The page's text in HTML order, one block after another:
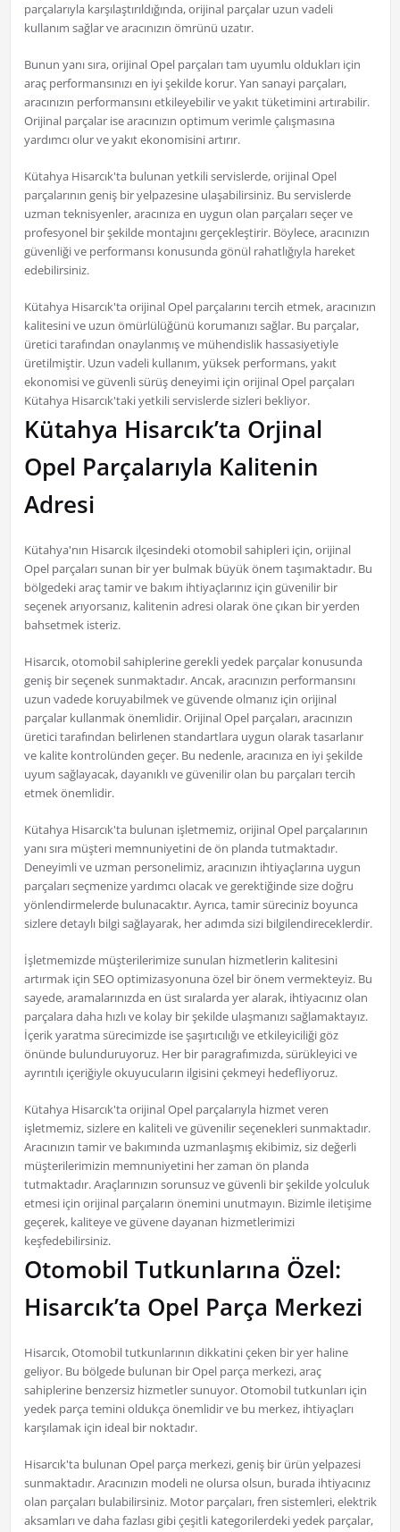
parçalarıyla karşılaştırıldığında, orijinal parçalar uzun vadeli
kullanım sağlar ve aracınızın ömrünü uzatır.
Bunun yanı sıra, orijinal Opel parçaları tam uyumlu oldukları için
araç performansınızı en iyi şekilde korur. Yan sanayi parçaları,
aracınızın performansını etkileyebilir ve yakıt tüketimini artırabilir.
Orijinal parçalar ise aracınızın optimum verimle çalışmasına
yardımcı olur ve yakıt ekonomisini artırır.
Kütahya Hisarcık'ta bulunan yetkili servislerde, orijinal Opel
parçalarının geniş bir yelpazesine ulaşabilirsiniz. Bu servislerde
uzman teknisyenler, aracınıza en uygun olan parçaları seçer ve
profesyonel bir şekilde montajını gerçekleştirir. Böylece, aracınızın
güvenliği ve performansı konusunda gönül rahatlığıyla hareket
edebilirsiniz.
Kütahya Hisarcık'ta orijinal Opel parçalarını tercih etmek, aracınızın
kalitesini ve uzun ömürlülüğünü korumanızı sağlar. Bu parçalar,
üretici tarafından onaylanmış ve mühendislik hassasiyetiyle
üretilmiştir. Uzun vadeli kullanım, yüksek performans, yakıt
ekonomisi ve güvenli sürüş deneyimi için orijinal Opel parçaları
Kütahya Hisarcık'taki yetkili servislerde sizleri bekliyor.
Kütahya Hisarcık’ta Orjinal
Opel Parçalarıyla Kalitenin
Adresi
Kütahya'nın Hisarcık ilçesindeki otomobil sahipleri için, orijinal
Opel parçaları sunan bir yer bulmak büyük önem taşımaktadır. Bu
bölgedeki araç tamir ve bakım ihtiyaçlarınız için güvenilir bir
seçenek arıyorsanız, kalitenin adresi olarak öne çıkan bir yerden
bahsetmek isteriz.
Hisarcık, otomobil sahiplerine gerekli yedek parçalar konusunda
geniş bir seçenek sunmaktadır. Ancak, aracınızın performansını
uzun vadede koruyabilmek ve güvende olmanız için orijinal
parçalar kullanmak önemlidir. Orijinal Opel parçaları, aracınızın
üretici tarafından belirlenen standartlara uygun olarak tasarlanır
ve kalite kontrolünden geçer. Bu nedenle, aracınıza en iyi şekilde
uyum sağlayacak, dayanıklı ve güvenilir olan bu parçaları tercih
etmek önemlidir.
Kütahya Hisarcık'ta bulunan işletmemiz, orijinal Opel parçalarının
yanı sıra müşteri memnuniyetini de ön planda tutmaktadır.
Deneyimli ve uzman personelimiz, aracınızın ihtiyaçlarına uygun
parçaları seçmenize yardımcı olacak ve gerektiğinde size doğru
yönlendirmelerde bulunacaktır. Ayrıca, tamir süreciniz boyunca
sizlere detaylı bilgi sağlayarak, her adımda sizi bilgilendireceklerdir.
İşletmemizde müşterilerimize sunulan hizmetlerin kalitesini
artırmak için SEO optimizasyonuna özel bir önem vermekteyiz. Bu
sayede, aramalarınızda en üst sıralarda yer alarak, ihtiyacınız olan
parçalara daha hızlı ve kolay bir şekilde ulaşmanızı sağlamaktayız.
İçerik yaratma sürecimizde ise şaşırtıcılığı ve etkileyiciliği göz
önünde bulunduruyoruz. Her bir paragrafımızda, sürükleyici ve
ayrıntılı içeriğiyle okuyucuların ilgisini çekmeyi hedefliyoruz.
Kütahya Hisarcık'ta orijinal Opel parçalarıyla hizmet veren
işletmemiz, sizlere en kaliteli ve güvenilir seçenekleri sunmaktadır.
Aracınızın tamir ve bakımında uzmanlaşmış ekibimiz, siz değerli
müşterilerimizin memnuniyetini her zaman ön planda
tutmaktadır. Araçlarınızın sorunsuz ve güvenli bir şekilde yolculuk
etmesi için orijinal parçaların önemini unutmayın. Bizimle iletişime
geçerek, kaliteye ve güvene dayanan hizmetlerimizi
keşfedebilirsiniz.
Otomobil Tutkunlarına Özel:
Hisarcık’ta Opel Parça Merkezi
Hisarcık, Otomobil tutkunlarının dikkatini çeken bir yer haline
geliyor. Bu bölgede bulunan bir Opel parça merkezi, araç
sahiplerine benzersiz hizmetler sunuyor. Otomobil tutkunları için
yedek parça temini oldukça önemlidir ve bu merkez, ihtiyaçları
karşılamak için ideal bir noktadır.
Hisarcık'ta bulunan Opel parça merkezi, geniş bir ürün yelpazesi
sunmaktadır. Aracınızın modeli ne olursa olsun, burada ihtiyacınız
olan parçaları bulabilirsiniz. Motor parçaları, fren sistemleri, elektrik
aksamları ve daha fazlası gibi çeşitli kategorilerdeki yedek parçalar,